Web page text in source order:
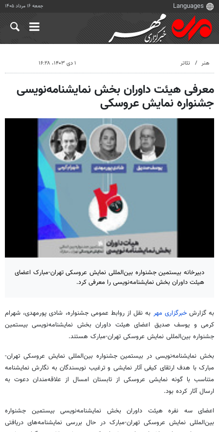
جمعه ۱۶ مرداد ۱۴۰۵
هنر تئاتر ۱ دی ۱۴۰۳، ۱۶:۲۸
معرفی هیئت داوران بخش نمایشنامه‌نویسی
جشنواره نمایش عروسکی
دبیرخانه بیستمین جشنواره بین‌المللی نمایش عروسکی تهران-مبارک اعضای
هیئت داوران بخش نمایشنامه‌نویسی را معرفی کرد.
به گزارشخبرگزاری مهر به نقل از روابط عمومی جشنواره، شادی پورمهدی، شهرام
کرمی و یوسف صدیق اعضای هیئت داوران بخش نمایشنامه‌نویسی بیستمین
جشنواره بین‌المللی نمایش عروسکی تهران-مبارک هستند.
بخش نمایشنامه‌نویسی در بیستمین جشنواره بین‌المللی نمایش عروسکی تهران-
مبارک با هدف ارتقای کیفی آثار نمایشی و ترغیب نویسندگان به نگارش نمایشنامه
متناسب با گونه نمایشی عروسکی از تابستان امسال از علاقه‌مندان دعوت به
ارسال آثار کرده بود.
اعضای سه نفره هیئت داوران بخش نمایشنامه‌نویسی بیستمین جشنواره
بین‌المللی نمایش عروسکی تهران-مبارک در حال بررسی نمایشنامه‌های دریافتی